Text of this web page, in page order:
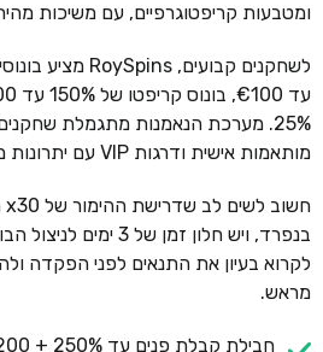
ומטבעות קריפטוגרפיים, עם משיכות
25%. מערכת הנאמנות מתגמלת
מותאמות אישית ודרגות VIP עם יתרונות משופרים.
בנפרד, ויש חלון זמן
לקרוא בעיון את התנאים לפני הפקדה
מראש.